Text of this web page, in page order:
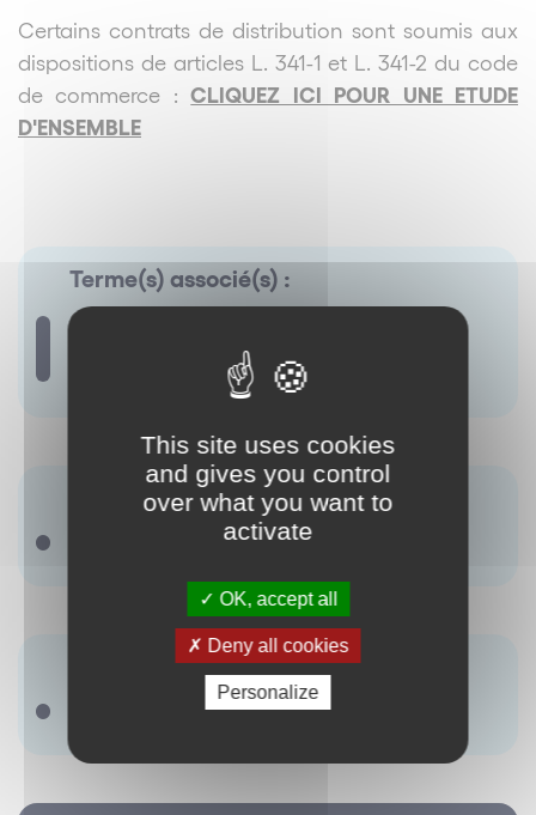
Certains contrats de distribution sont soumis aux
dispositions de articles L. 341-1 et L. 341-2 du code
de commerce :CLIQUEZ ICI POUR UNE ETUDE
D'ENSEMBLE
Terme(s) associé(s) :
Contrat de franchise
concession Contrat d’affiliation
Synonyme(s) :
Contrat de distribution
Antonyme(s) :
Il ny a pas de terme renseigné.
This site uses cookies
and gives you control
over what you want to
activate
OK, accept all
Deny all cookies
Personalize